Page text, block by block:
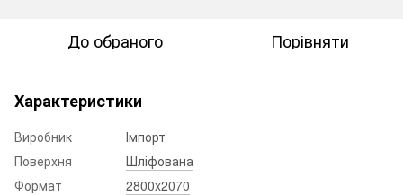
До обраного Порівняти
Характеристики
Виробник
Імпорт
Поверхня
Шліфована
Формат
2800x2070